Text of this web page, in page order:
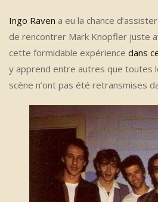
Ingo Raven a eu la chance
de rencontrer Mark Knopfler juste
cette formidable expérience dans
y apprend entre autres que toutes
scène n’ont pas été retransmises